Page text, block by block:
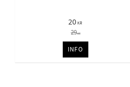
20KR
29KR
INFO